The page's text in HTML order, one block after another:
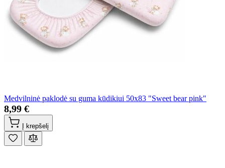
Medvilninė paklodė su guma kūdikiui 50x83 "Sweet bear pink"
8,99 €
Į krepšelį